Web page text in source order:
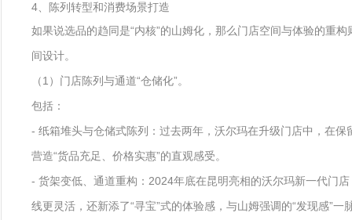
4、陈列转型和消费场景打造
如果说选品的趋同是“内核”的山姆化，那么门店空间与体验的重
间设计。
（1）门店陈列与通道“仓储化”。
包括：
- 纸箱堆头与仓储式陈列：过去两年，沃尔玛在升级门店中，在
营造“货品充足、价格实惠”的直观感受。
- 货架变低、通道重构：2024年底在昆明亮相的沃尔玛新一代门
线更灵活，还新添了“寻宝”式的体验感，与山姆强调的“发现感”一